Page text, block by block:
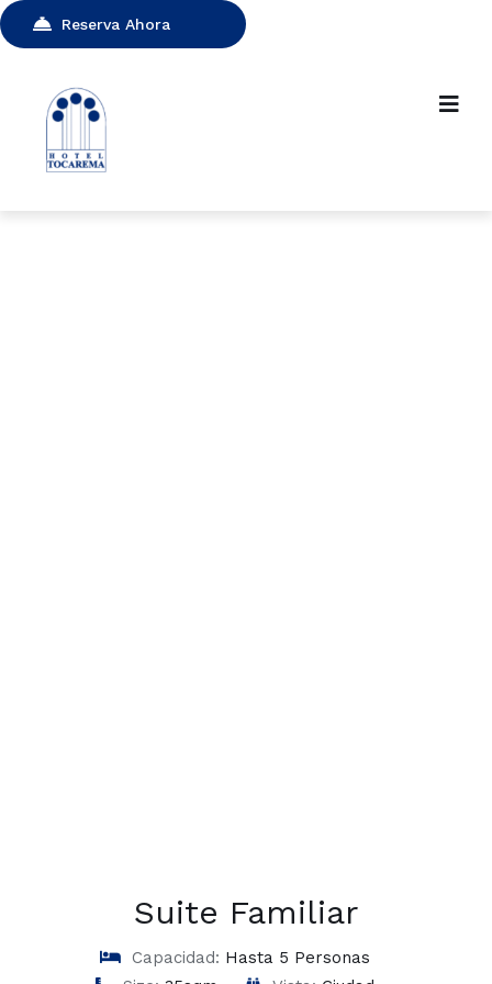
Reserva Ahora
Suite Familiar
Capacidad: Hasta 5 Personas